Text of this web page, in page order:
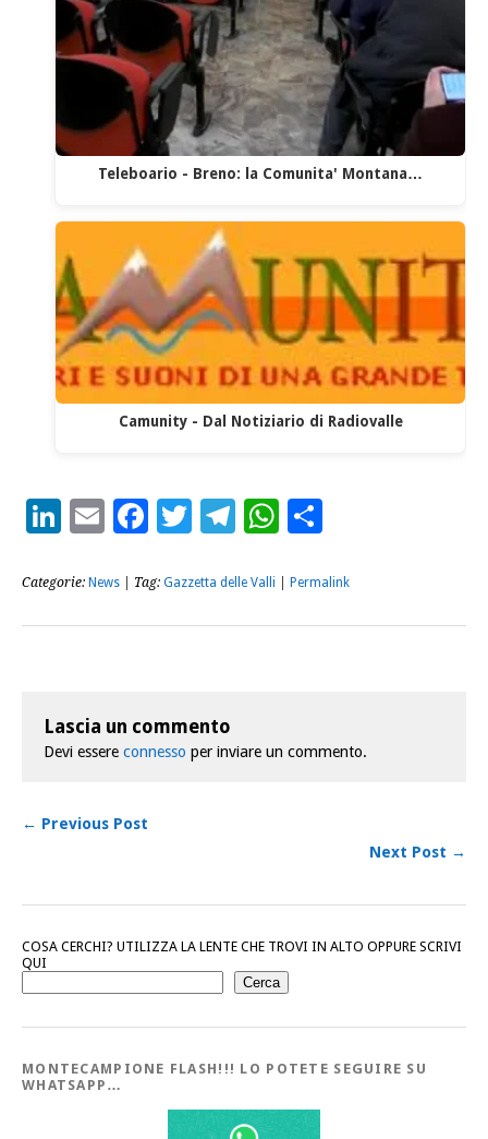
Teleboario - Breno: la Comunita' Montana…
Camunity - Dal Notiziario di Radiovalle
LinkedIn
EmailFacebook
Twitter
Telegram
WhatsApp
Categorie: News | Tag: Gazzetta delle Valli Permalink
Lascia un commento
Devi essere connesso per inviare un commento.
← Previous Post
Next Post →
COSA CERCHI? UTILIZZA LA LENTE CHE TROVI IN ALTO OPPURE SCRIVI
QUI
Cerca
MONTECAMPIONE FLASH!!! LO POTETE SEGUIRE SU
WHATSAPP…